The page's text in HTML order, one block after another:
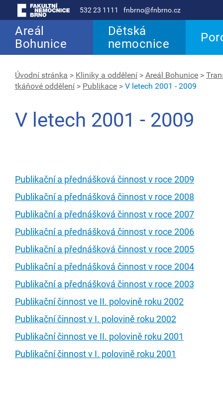
532 23 1111 fnbrno@fnbrno.cz
Areál
Bohunice
Dětská
nemocnice
Úvodní stránka > Kliniky a oddělení > Areál Bohunice >
tkáňové oddělení > Publikace > V letech 2001 - 2009
V letech 2001 - 2009
Publikační a přednášková činnost v roce 2009
Publikační a přednášková činnost v roce 2008
Publikační a přednášková činnost v roce 2007
Publikační a přednášková činnost v roce 2006
Publikační a přednášková činnost v roce 2005
Publikační a přednášková činnost v roce 2004
Publikační a přednášková činnost v roce 2003
Publikační činnost ve II. polovině roku 2002
Publikační činnost v I. polovině roku 2002
Publikační činnost ve II. polovině roku 2001
Publikační činnost v I. polovině roku 2001